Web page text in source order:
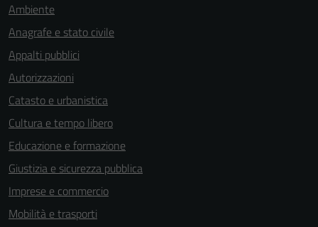
Ambiente
Anagrafe e stato civile
Appalti pubblici
Autorizzazioni
Catasto e urbanistica
Cultura e tempo libero
Educazione e formazione
Giustizia e sicurezza pubblica
Imprese e commercio
Mobilità e trasporti